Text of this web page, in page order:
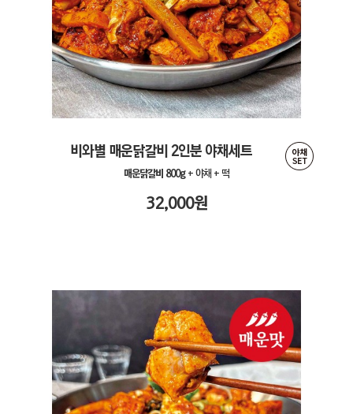
비와별 매운닭갈비 2인분 야채세트
매운닭갈비 800g+ 야채 + 떡
32,000원